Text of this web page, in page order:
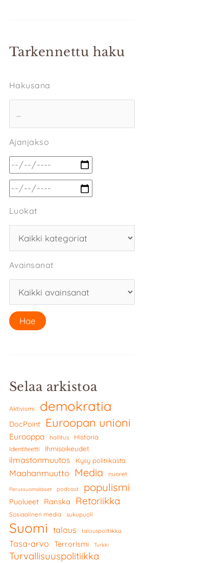
Tarkennettu haku
Hakusana
Ajanjakso
Luokat
Avainsanat
Selaa arkistoa
Aktivismi demokratia
DocPoint Euroopan unioni
Eurooppa hallitus Historia
Identiteetti Ihmisoikeudet
ilmastonmuutos Kysy politiikasta
Maahanmuutto Media nuoret
Perussuomalaiset podcast populismi
Puolueet Ranska Retoriikka
Sosiaalinen media sukupuoli
Suomi talous talouspolitiikka
Tasa-arvo Terrorismi Turkki
Turvallisuuspolitiikka